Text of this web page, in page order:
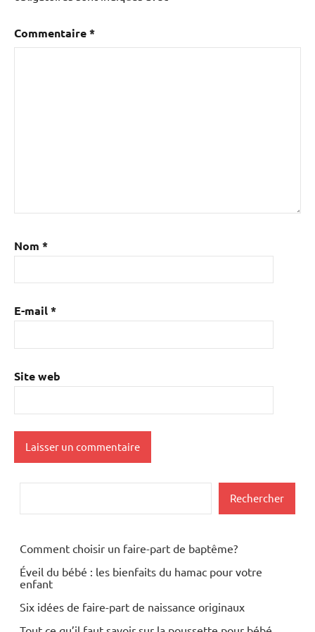
Commentaire*
Nom *
E-mail*
Site web
Rechercher
Comment choisir un faire-part de baptême?
Éveil du bébé : les bienfaits du hamac pour votre
enfant
Six idées de faire-part de naissance originaux